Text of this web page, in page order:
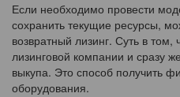
Если необходимо провести
сохранить текущие ресурсы,
возвратный лизинг. Суть в том,
лизинговой компании и сразу
выкупа. Это способ получить
оборудования.